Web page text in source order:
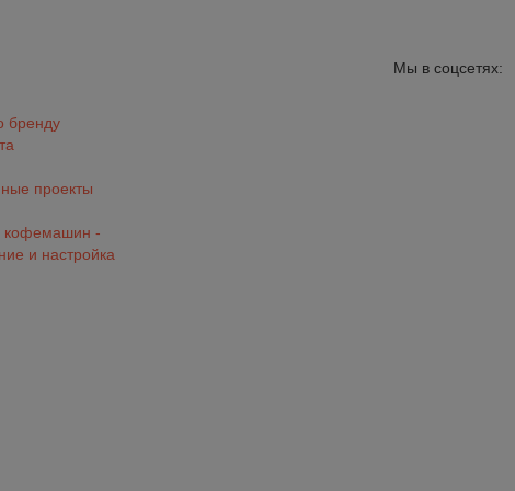
бренду
проекты
кофемашин -
и настройка
Мы в соцсетях: